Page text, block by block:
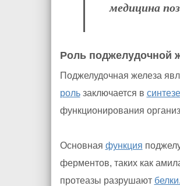
медицина
Роль поджелудочной
Поджелудочная железа
рользаключается в синтезе
функционирования
Основная функция
ферментов, таких как
протеазы разрушают белки.